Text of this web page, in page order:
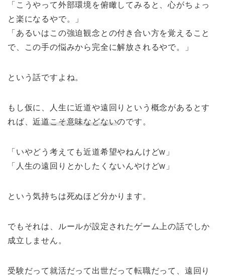
「こうやって外部環境を俯瞰してみると、心がちょっ
と楽になるやで。」
「あるいはこの強迫観念との付き合い方を覚えること
で、この手の悩みから完全に解放されるやで。」
という話ですよね。
もし仮に、人生に近道や遠回りという概念があるとす
れば、近道こそ意味などないのです。
「いやどう考えても近道希望やねんけどw」
「人生の遠回りとかしたくないんやけどw」
という気持ちは死ぬほど分かります。
でもそれは、ルールが設定されたゲーム上の話でしか
成立しません。
受験だって就活だって出世だって転職だって、遠回り